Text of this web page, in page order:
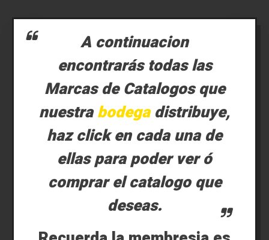
A continuacion
encontrarás todas las
Marcas de Catalogos que
nuestrabodegadistribuye,
haz click en cada una de
ellas para poder ver ó
comprar el catalogo que
deseas.